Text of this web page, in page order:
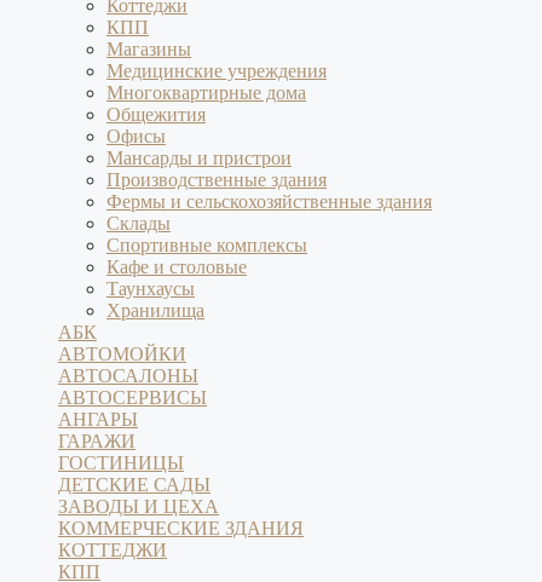
Коттеджи
КПП
Магазины
Медицинские учреждения
Многоквартирные дома
Общежития
Офисы
Мансарды и пристрои
Производственные здания
Фермы и сельскохозяйственные здания
Склады
Спортивные комплексы
Кафе и столовые
Таунхаусы
Хранилища
АБК
АВТОМОЙКИ
АВТОСАЛОНЫ
АВТОСЕРВИСЫ
АНГАРЫ
ГАРАЖИ
ГОСТИНИЦЫ
ДЕТСКИЕ САДЫ
ЗАВОДЫ И ЦЕХА
КОММЕРЧЕСКИЕ ЗДАНИЯ
КОТТЕДЖИ
КПП